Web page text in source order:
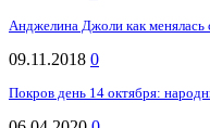
Анджелина Джоли как менялась
09.11.2018 0
Покров день 14 октября: